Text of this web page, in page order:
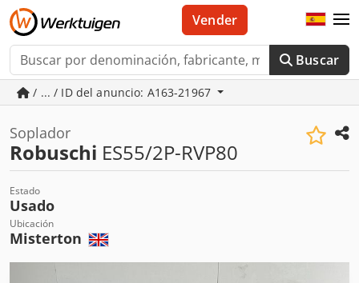
Buscar
Vender
/ ... / ID del anuncio: A163-21967
Soplador
Robuschi ES55/2P-RVP80
Estado
Usado
Ubicación
Misterton